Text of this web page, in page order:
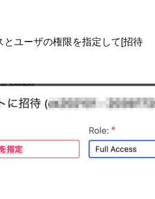
ユーザの権限を指定して[招待